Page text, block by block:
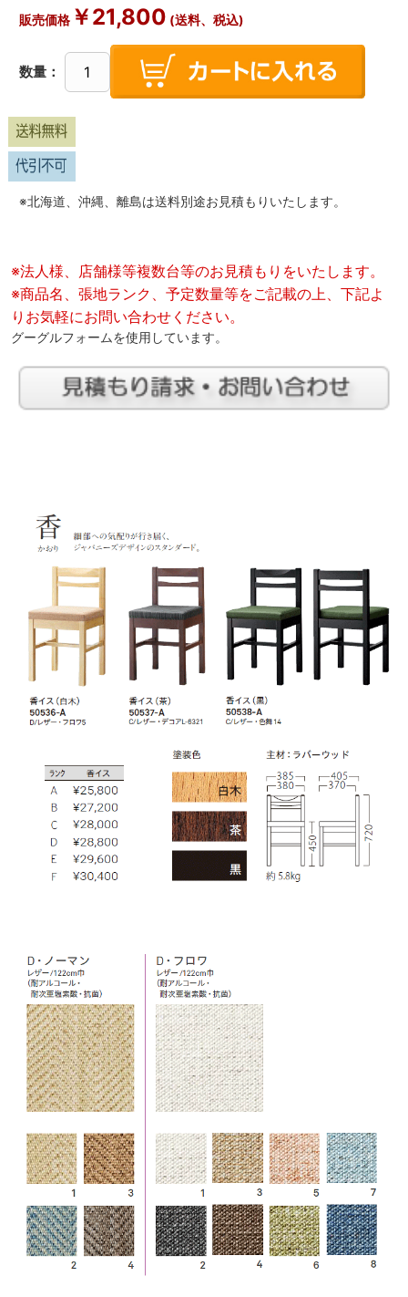
販売価格￥21,800 (送料、税込)
数量：
※北海道、沖縄、離島は送料別途お見積もりいたします。
※法人様、店舗様等複数台等のお見積もりをいたします。
※商品名、張地ランク、予定数量等をご記載の上、下記よ
りお気軽にお問い合わせください。
グーグルフォームを使用しています。